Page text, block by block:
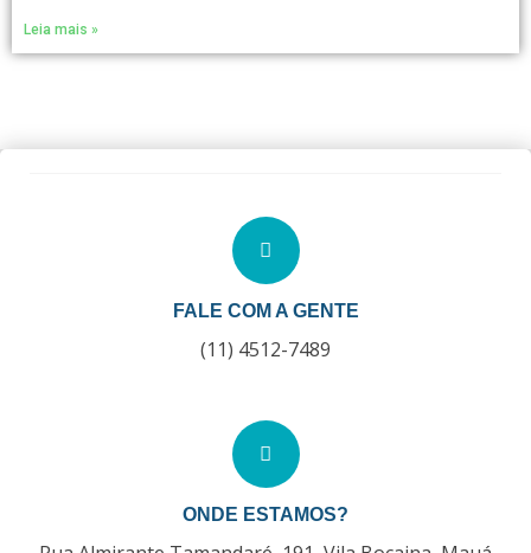
Leia mais »
FALE COM A GENTE
(11) 4512-7489
ONDE ESTAMOS?